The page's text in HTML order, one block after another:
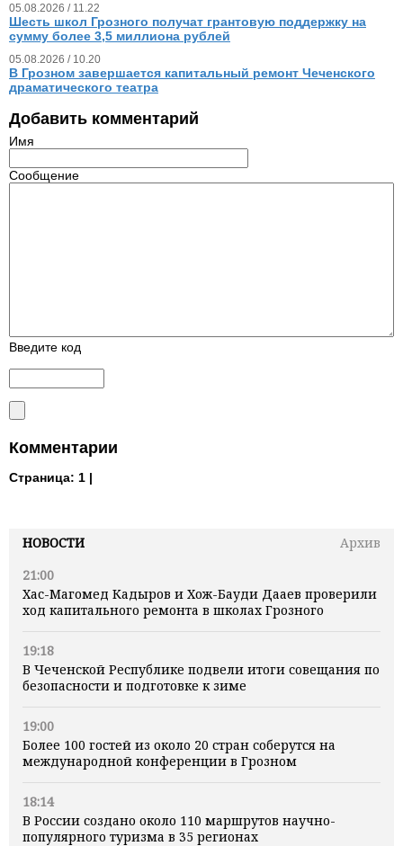
НОВОСТИ
Архив
21:00
Хас-Магомед Кадыров и Хож-Бауди Дааев проверили
ход капитального ремонта в школах Грозного
19:18
В Чеченской Республике подвели итоги совещания по
безопасности и подготовке к зиме
19:00
Более 100 гостей из около 20 стран соберутся на
международной конференции в Грозном
18:14
В России создано около 110 маршрутов научно-
популярного туризма в 35 регионах
05.08.2026 / 11.22
Шесть школ Грозного получат грантовую поддержку на
сумму более 3,5 миллиона рублей
05.08.2026 / 10.20
В Грозном завершается капитальный ремонт Чеченского
драматического театра
Добавить комментарий
Имя
Сообщение
Введите код
Комментарии
Страница: 1 |